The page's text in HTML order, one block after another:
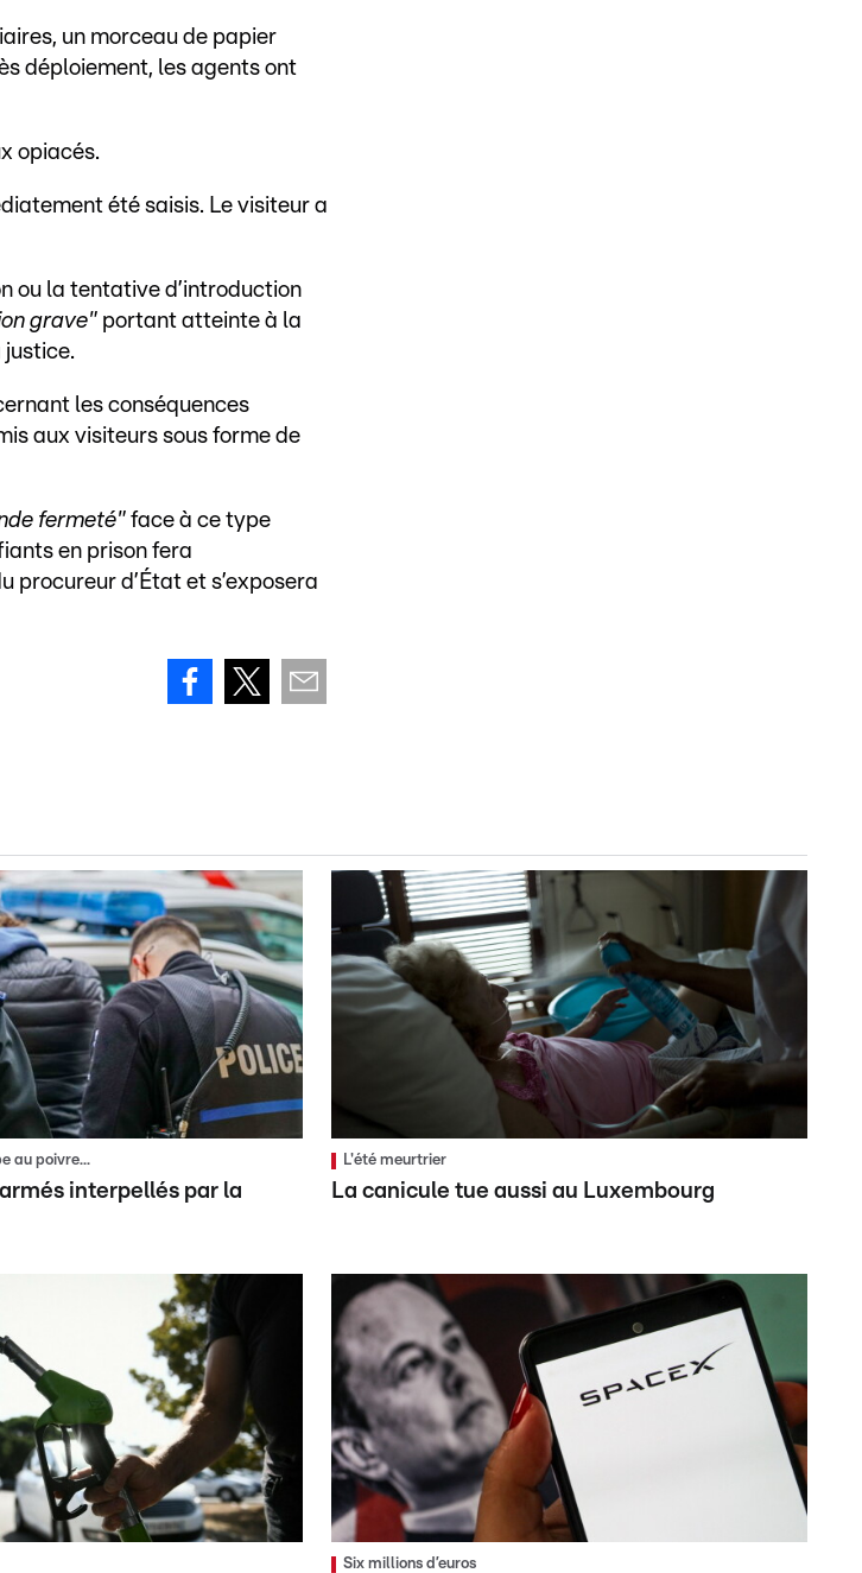
un morceau de papier
déploiement, les agents ont
opiacés.
été saisis. Le visiteur a
ou la tentative d’introduction
grave" portant atteinte à la
les conséquences
aux visiteurs sous forme de
fermeté" face à ce type
en prison fera
procureur d’État et s’exposera
au poivre...
interpellés par la
L'été meurtrier
La canicule tue aussi au Luxembourg
Six millions d’euros